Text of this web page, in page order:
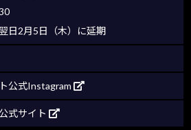
日2月5日（木）に延期
公式Instagram
式サイト